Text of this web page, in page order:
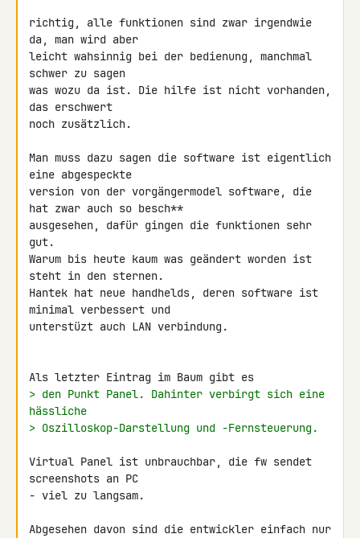
richtig, alle funktionen sind zwar irgendwie
da, man wird aber
leicht wahsinnig bei der bedienung, manchmal
schwer zu sagen
was wozu da ist. Die hilfe ist nicht vorhanden,
das erschwert
noch zusätzlich.
Man muss dazu sagen die software ist eigentlich
eine abgespeckte
version von der vorgängermodel software, die
hat zwar auch so besch**
ausgesehen, dafür gingen die funktionen sehr
gut.
Warum bis heute kaum was geändert worden ist
steht in den sternen.
Hantek hat neue handhelds, deren software ist
minimal verbessert und
unterstüzt auch LAN verbindung.
> den Punkt Panel. Dahinter verbirgt sich eine
hässliche
> Oszilloskop-Darstellung und -Fernsteuerung.
Virtual Panel ist unbrauchbar, die fw sendet
screenshots an PC
- viel zu langsam.
Abgesehen davon sind die entwickler einfach nur